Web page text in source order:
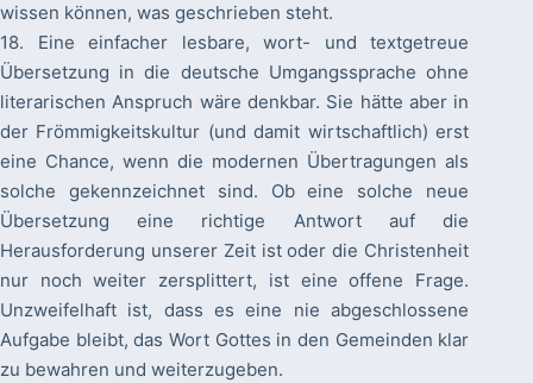
wissen können, was geschrieben steht.
18. Eine einfacher lesbare, wort- und textgetreue
Übersetzung in die deutsche Umgangssprache ohne
literarischen Anspruch wäre denkbar. Sie hätte aber in
der Frömmigkeitskultur (und damit wirtschaftlich) erst
eine Chance, wenn die modernen Übertragungen als
solche gekennzeichnet sind. Ob eine solche neue
Übersetzung eine richtige Antwort auf die
Herausforderung unserer Zeit ist oder die Christenheit
nur noch weiter zersplittert, ist eine offene Frage.
Unzweifelhaft ist, dass es eine nie abgeschlossene
Aufgabe bleibt, das Wort Gottes in den Gemeinden klar
zu bewahren und weiterzugeben.